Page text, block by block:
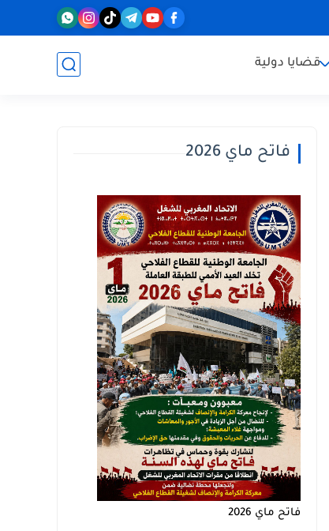
قضايا دولية
فاتح ماي 2026
فاتح ماي 2026